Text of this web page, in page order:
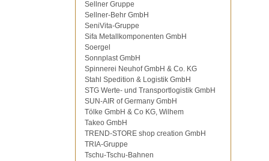
Sellner Gruppe
Sellner-Behr GmbH
SeniVita-Gruppe
Sifa Metallkomponenten GmbH
Soergel
Sonnplast GmbH
Spinnerei Neuhof GmbH & Co. KG
Stahl Spedition & Logistik GmbH
STG Werte- und Transportlogistik GmbH
SUN-AIR of Germany GmbH
Tölke GmbH & Co KG, Wilhem
Takeo GmbH
TREND-STORE shop creation GmbH
TRIA-Gruppe
Tschu-Tschu-Bahnen